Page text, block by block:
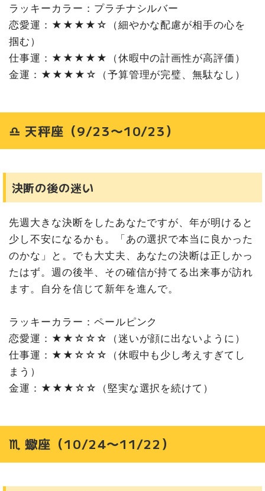
ラッキーカラー：プラチナシルバー
恋愛運：★★★★☆（細やかな配慮が相手の心を
掴む）
仕事運：★★★★★（休暇中の計画性が高評価）
金運：★★★★☆（予算管理が完璧、無駄なし）
♎ 天秤座（9/23〜10/23）
決断の後の迷い
先週大きな決断をしたあなたですが、年が明けると
少し不安になるかも。「あの選択で本当に良かった
のかな」と。でも大丈夫、あなたの決断は正しかっ
たはず。週の後半、その確信が持てる出来事が訪れ
ます。自分を信じて新年を進んで。
ラッキーカラー：ペールピンク
恋愛運：★★☆☆☆（迷いが顔に出ないように）
仕事運：★★☆☆☆（休暇中も少し考えすぎてし
まう）
金運：★★★☆☆（堅実な選択を続けて）
♏ 蠍座（10/24〜11/22）